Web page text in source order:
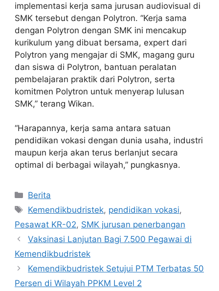
implementasi kerja sama jurusan audiovisual di
SMK tersebut dengan Polytron. “Kerja sama
dengan Polytron dengan SMK ini mencakup
kurikulum yang dibuat bersama, expert dari
Polytron yang mengajar di SMK, magang guru
dan siswa di Polytron, bantuan peralatan
pembelajaran praktik dari Polytron, serta
komitmen Polytron untuk menyerap lulusan
SMK,” terang Wikan.
“Harapannya, kerja sama antara satuan
pendidikan vokasi dengan dunia usaha, industri
maupun kerja akan terus berlanjut secara
optimal di berbagai wilayah,” pungkasnya.
Categories
Berita
Tags
Kemendikbudristek, pendidikan vokasi,
Pesawat KR-02, SMK jurusan penerbangan
Vaksinasi Lanjutan Bagi 7.500 Pegawai di
Kemendikbudristek
Kemendikbudristek Setujui PTM Terbatas 50
Persen di Wilayah PPKM Level 2